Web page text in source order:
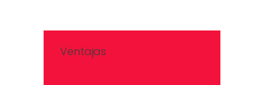
Ventajas